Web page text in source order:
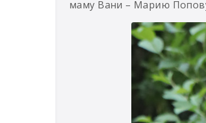
маму Вани – Марию